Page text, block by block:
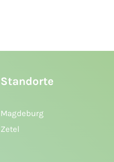
Standorte
Magdeburg
Zetel